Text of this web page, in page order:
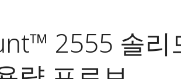
2555 솔리